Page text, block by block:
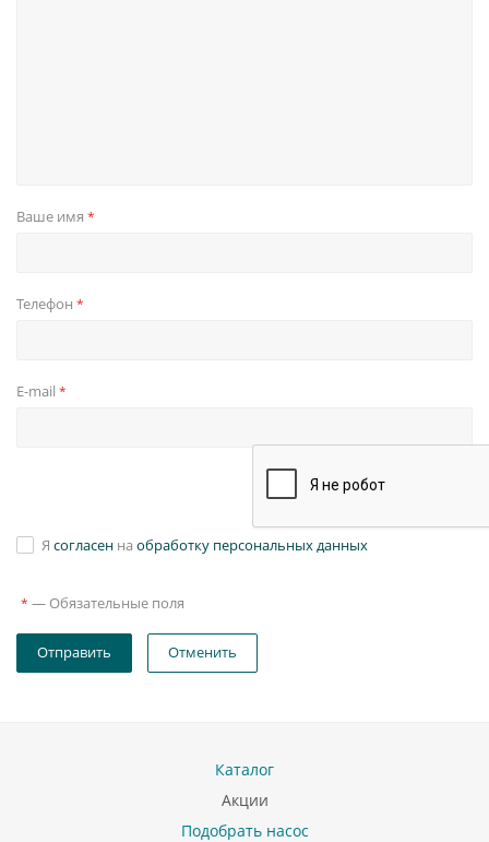
Ваше имя *
Телефон *
E-mail *
Я согласен на обработку персональных данных
* — Обязательные поля
Отправить Отменить
Каталог
Акции
Подобрать насос